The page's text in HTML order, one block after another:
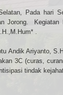
Pada hari
Jorong.
Kegiatan
.
Andik Ariyanto,
3C (curas,
tindak
HOT